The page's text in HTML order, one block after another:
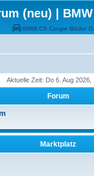
(neu) |
BMW CS Coupe Bilder
Aktuelle Zeit: Do 6. Aug 2026,
Forum
Marktplatz